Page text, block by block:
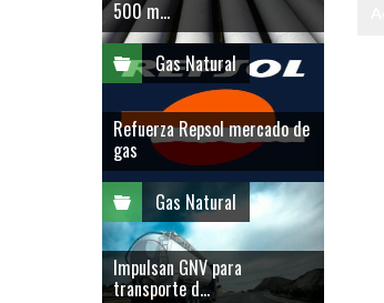
500 m...
Gas Natural
Refuerza Repsol mercado de
gas
Gas Natural
Impulsan GNV para
transporte d...